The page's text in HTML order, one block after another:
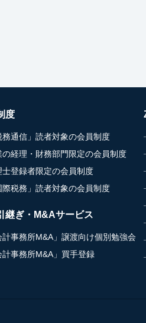
度
務通信」読者対象の会員制度
の経理・財務部門限定の会員制度
士登録者限定の会員制度
際税務」読者対象の会員制度
継ぎ・M&Aサービス
計事務所M&A」譲渡向け個別勉強会
計事務所M&A」買手登録